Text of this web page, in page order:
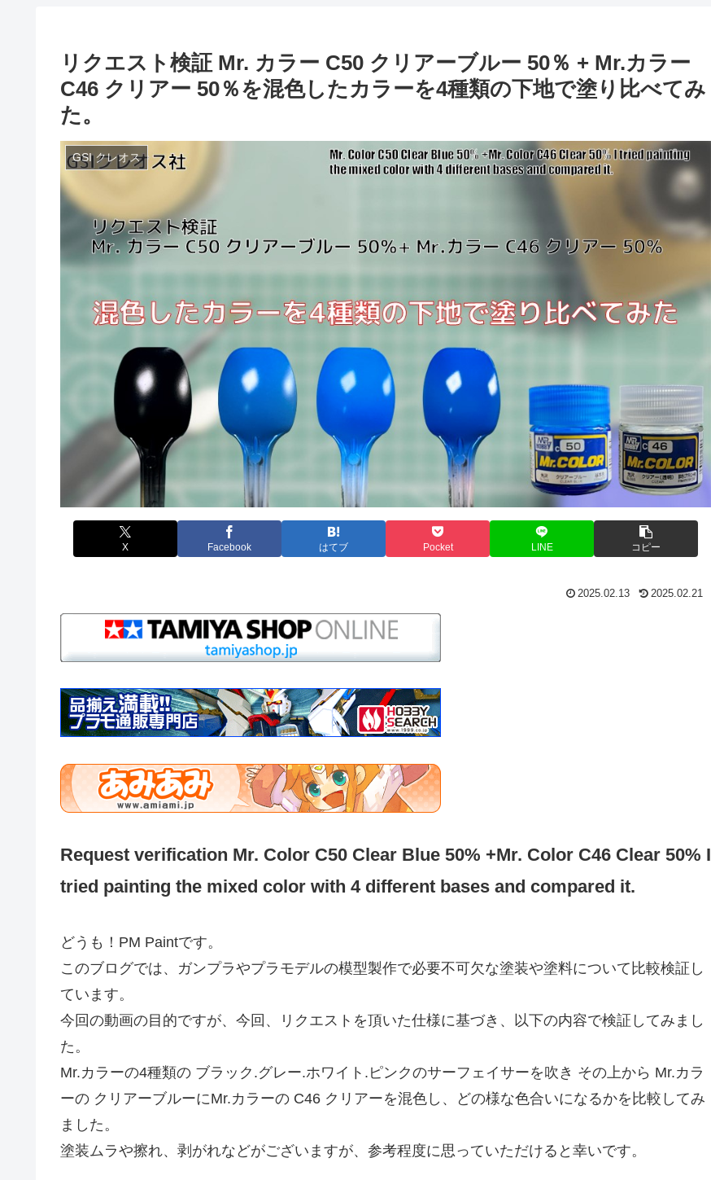
リクエスト検証 Mr. カラー C50 クリアーブルー 50％ + Mr.カラー
C46 クリアー 50％を混色したカラーを4種類の下地で塗り比べてみ
た。
GSI クレオス
X Facebook はてブ Pocket LINE コピー
2025.02.13 2025.02.21
Request verification Mr. Color C50 Clear Blue 50% +Mr. Color C46 Clear 50% I
tried painting the mixed color with 4 different bases and compared it.
どうも！PM Paintです。
このブログでは、ガンプラやプラモデルの模型製作で必要不可欠な塗装や塗料について比較検証し
ています。
今回の動画の目的ですが、今回、リクエストを頂いた仕様に基づき、以下の内容で検証してみまし
た。
Mr.カラーの4種類の ブラック.グレー.ホワイト.ピンクのサーフェイサーを吹き その上から Mr.カラ
ーの クリアーブルーにMr.カラーの C46 クリアーを混色し、どの様な色合いになるかを比較してみ
ました。
塗装ムラや擦れ、剥がれなどがございますが、参考程度に思っていただけると幸いです。